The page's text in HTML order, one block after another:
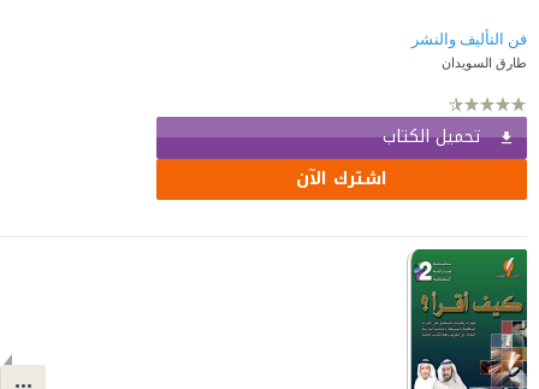
فن التأليف والنشر
طارق السويدان
تحميل الكتاب
اشترك الآن